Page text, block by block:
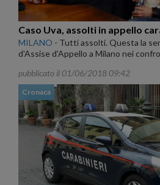
Caso Uva, assolti in appello
MILANO - Tutti assolti. Questa la
d'Assise d'Appello a Milano nei
pubblicato il 01/06/2018 09:42
Cronaca